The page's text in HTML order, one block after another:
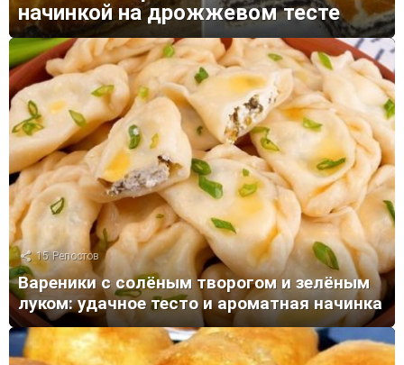
начинкой на дрожжевом тесте
15 Репостов
Вареники с солёным творогом и зелёным
луком: удачное тесто и ароматная начинка